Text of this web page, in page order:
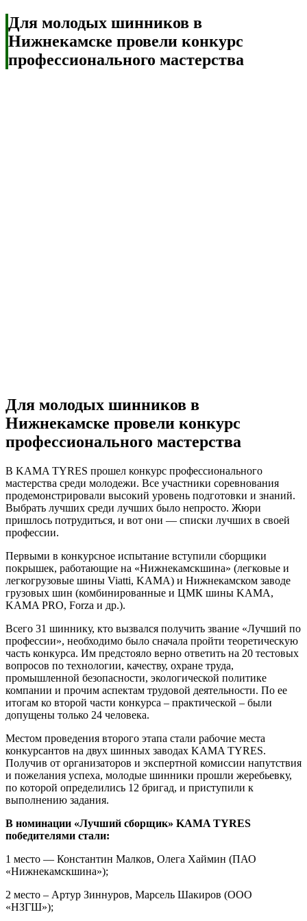
Для молодых шинников в
Нижнекамске провели конкурс
профессионального мастерства
Для молодых шинников в
Нижнекамске провели конкурс
профессионального мастерства
В KAMA TYRES прошел конкурс профессионального
мастерства среди молодежи. Все участники соревнования
продемонстрировали высокий уровень подготовки и знаний.
Выбрать лучших среди лучших было непросто. Жюри
пришлось потрудиться, и вот они — списки лучших в своей
профессии.
Первыми в конкурсное испытание вступили сборщики
покрышек, работающие на «Нижнекамскшина» (легковые и
легкогрузовые шины Viatti, KAMA) и Нижнекамском заводе
грузовых шин (комбинированные и ЦМК шины KAMA,
KAMA PRO, Forza и др.).
Всего 31 шиннику, кто вызвался получить звание «Лучший по
профессии», необходимо было сначала пройти теоретическую
часть конкурса. Им предстояло верно ответить на 20 тестовых
вопросов по технологии, качеству, охране труда,
промышленной безопасности, экологической политике
компании и прочим аспектам трудовой деятельности. По ее
итогам ко второй части конкурса – практической – были
допущены только 24 человека.
Местом проведения второго этапа стали рабочие места
конкурсантов на двух шинных заводах KAMA TYRES.
Получив от организаторов и экспертной комиссии напутствия
и пожелания успеха, молодые шинники прошли жеребьевку,
по которой определились 12 бригад, и приступили к
выполнению задания.
В номинации «Лучший сборщик» KAMA TYRES
победителями стали:
1 место — Константин Малков, Олега Хаймин (ПАО
«Нижнекамскшина»);
2 место – Артур Зиннуров, Марсель Шакиров (ООО
«НЗГШ»);